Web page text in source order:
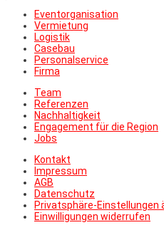
Eventorganisation
Vermietung
Logistik
Casebau
Personalservice
Firma
Team
Referenzen
Nachhaltigkeit
Engagement für die Region
Jobs
Kontakt
Impressum
AGB
Datenschutz
Privatsphäre-Einstellungen
Einwilligungen widerrufen